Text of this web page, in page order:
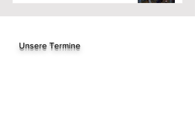
Unsere Termine